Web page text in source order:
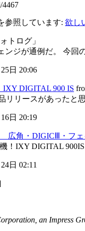
4467
参照しています: 欲し
トログ」
ンジが通例だ。 今
日 20:06
DIGITAL 900 IS
リリースがあったと
日 20:19
角・DIGICⅢ・フェ
！IXY DIGITAL
日 02:11
an Impress